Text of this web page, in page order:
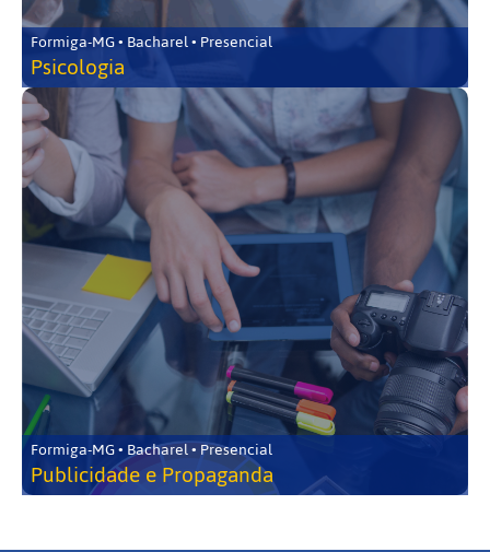
Formiga-MG • Bacharel • Presencial
Psicologia
Formiga-MG • Bacharel • Presencial
Publicidade e Propaganda